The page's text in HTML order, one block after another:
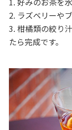
2. ラズベリーや
3. 柑橘類の絞り
たら完成です。